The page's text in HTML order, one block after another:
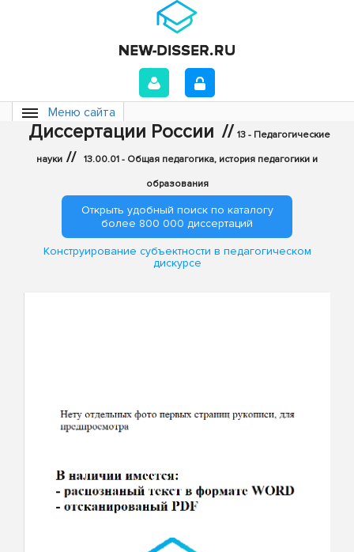
Меню сайта
Диссертации России // 13 - Педагогические
науки // 13.00.01 - Общая педагогика, история педагогики и
образования
Открыть удобный поиск по каталогу
более 800 000 диссертаций
Конструирование субъектности в педагогическом
дискурсе